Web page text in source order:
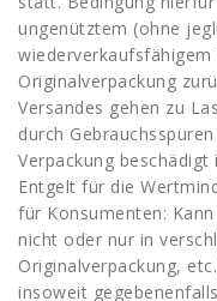
ungenütztem (ohne
Originalverpackung
Versandes gehen zu
durch
Verpackung
Entgelt für die
für Konsumenten:
nicht oder nur in
Originalverpackung,
insoweit